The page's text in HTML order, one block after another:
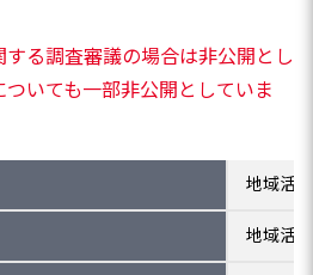
する調査審議の場合は非公開とし
いても一部非公開としていま
地域活
地域活